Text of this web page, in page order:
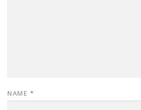
NAME *